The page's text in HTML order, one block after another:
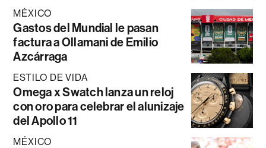
MÉXICO
Gastos del Mundial le pasan
factura a Ollamani de Emilio
Azcárraga
ESTILO DE VIDA
Omega x Swatch lanza un reloj
con oro para celebrar el alunizaje
del Apollo 11
MÉXICO